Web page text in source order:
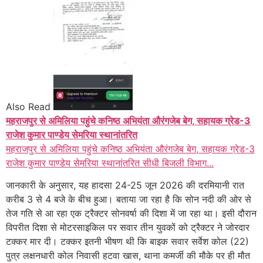
Also Read
महराजपुर से अमिलिया पहुंचे कनिष्ठ अभियंता औरंगजेब बेग, सहायक ग्रेड-3
राजेश कुमार पाण्डेय सेमरिया स्थानांतरित
महराजपुर से अमिलिया पहुंचे कनिष्ठ अभियंता औरंगजेब बेग, सहायक ग्रेड-3
राजेश कुमार पाण्डेय सेमरिया स्थानांतरित सीधी बिजली विभाग...
जानकारी के अनुसार, यह हादसा 24-25 जून 2026 की दरमियानी रात
करीब 3 से 4 बजे के बीच हुआ। बताया जा रहा है कि सोन नदी की ओर से
तेज गति से आ रहा एक ट्रैक्टर सोनवर्षा की दिशा में जा रहा था। इसी दौरान
विपरीत दिशा से मोटरसाइकिल पर सवार तीन युवकों को ट्रैक्टर ने जोरदार
टक्कर मार दी। टक्कर इतनी भीषण थी कि बाइक सवार सर्वेश कोल (22)
पुत्र लक्षनधारी कोल निवासी हटवा खास, थाना कमर्जी की मौके पर ही मौत